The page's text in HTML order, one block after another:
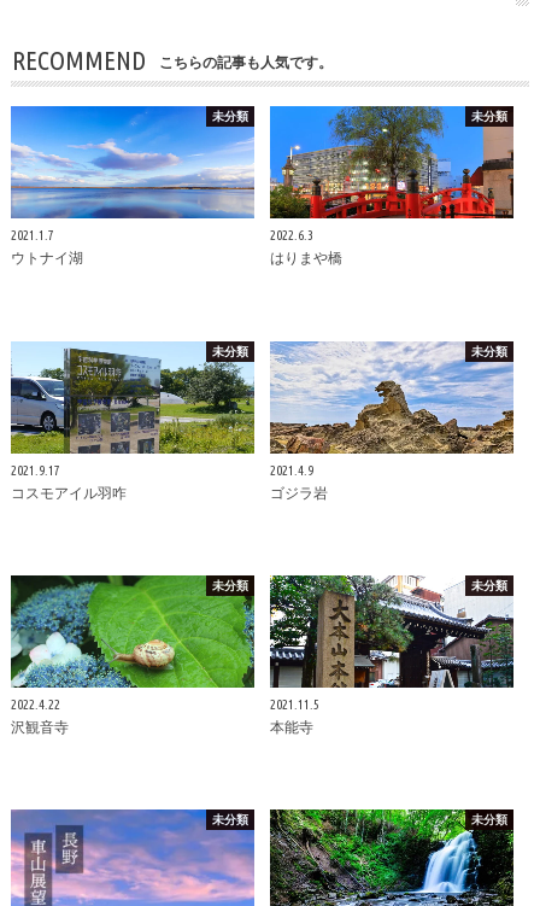
RECOMMEND こちらの記事も人気です。
未分類
2021.1.7
ウトナイ湖
未分類
2022.6.3
はりまや橋
未分類
2021.9.17
コスモアイル羽咋
未分類
2021.4.9
ゴジラ岩
未分類
2022.4.22
沢観音寺
未分類
2021.11.5
本能寺
未分類 未分類